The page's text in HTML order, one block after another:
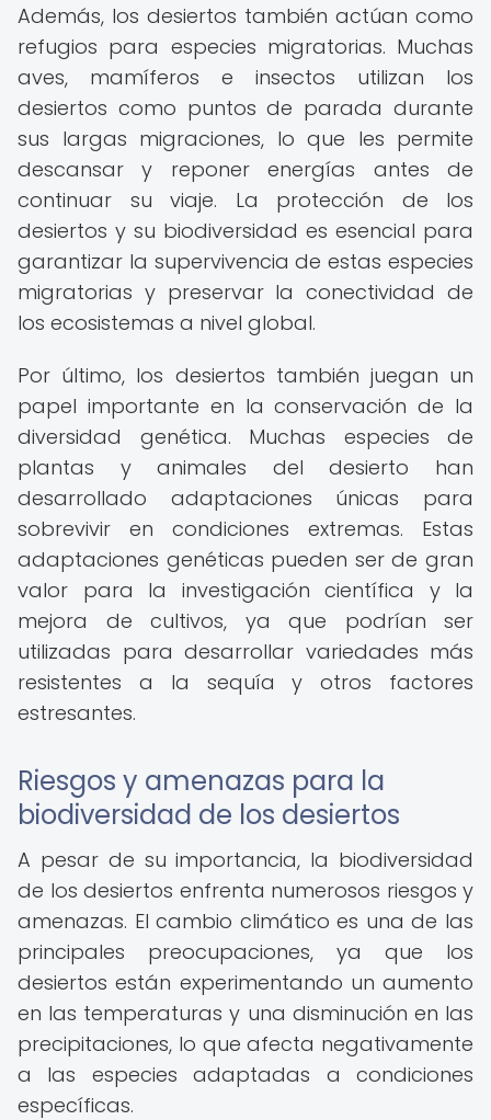
Además, los desiertos también actúan como
refugios para especies migratorias. Muchas
aves, mamíferos e insectos utilizan los
desiertos como puntos de parada durante
sus largas migraciones, lo que les permite
descansar y reponer energías antes de
continuar su viaje. La protección de los
desiertos y su biodiversidad es esencial para
garantizar la supervivencia de estas especies
migratorias y preservar la conectividad de
los ecosistemas a nivel global.
Por último, los desiertos también juegan un
papel importante en la conservación de la
diversidad genética. Muchas especies de
plantas y animales del desierto han
desarrollado adaptaciones únicas para
sobrevivir en condiciones extremas. Estas
adaptaciones genéticas pueden ser de gran
valor para la investigación científica y la
mejora de cultivos, ya que podrían ser
utilizadas para desarrollar variedades más
resistentes a la sequía y otros factores
estresantes.
Riesgos y amenazas para la
biodiversidad de los desiertos
A pesar de su importancia, la biodiversidad
de los desiertos enfrenta numerosos riesgos y
amenazas. El cambio climático es una de las
principales preocupaciones, ya que los
desiertos están experimentando un aumento
en las temperaturas y una disminución en las
precipitaciones, lo que afecta negativamente
a las especies adaptadas a condiciones
específicas.